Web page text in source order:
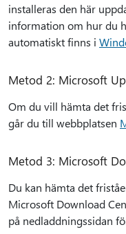
installeras den här
information om hur du
automatiskt finns i
Metod 2: Microsoft
Om du vill hämta det
går du till webbplatsen
Metod 3: Microsoft
Du kan hämta det
Microsoft Download
på nedladdningssidan